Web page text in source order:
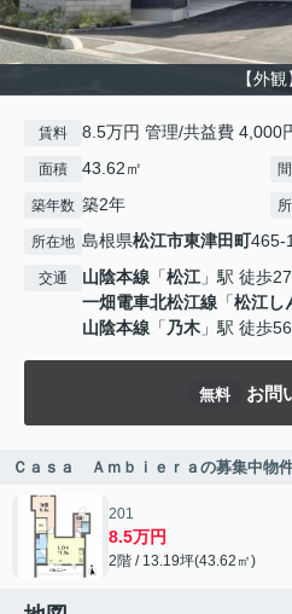
【外観
賃料 8.5万円 管理/共益費 4,000
面積 43.62㎡
築年数 築2年
所在地 島根県松江市東津田町465-
交通 山陰本線 「松江」駅 徒歩
一畑電車北松江線 「松江し
山陰本線 「乃木 」駅 徒歩
無料 お問
Ｃａｓａ Ａｍｂｉｅｒａの募集中物
201
8.5万円
2階 / 13.19坪(43.62㎡)